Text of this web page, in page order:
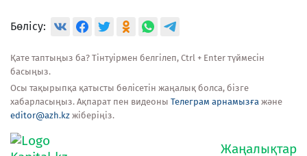
Бөлісу:
Қате таптыңыз ба? Тінтуірмен белгілеп, Ctrl + Enter түймесін
басыңыз.
Осы тақырыпқа қатысты бөлісетін жаңалық болса, бізге
хабарласыңыз. Ақпарат пен видеоны Телеграм арнамызға және
editor@azh.kz жіберіңіз.